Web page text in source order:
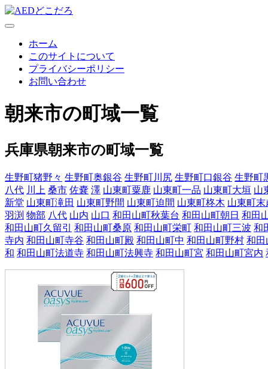
ホーム
このサイトについて
プライバシーポリシー
お問い合わせ
朝来市の町域一覧
兵庫県朝来市の町域一覧
生野町猪野々 生野町奥銀谷 生野町川尻 生野町口銀谷 生野町
八代 川上 桑市 佐嚢 澤 山東町粟鹿 山東町一品 山東町大垣 山
新堂 山東町滝田 山東町野間 山東町迫間 山東町柊木 山東町末
羽渕 物部 八代 山内 山口 和田山町秋葉台 和田山町朝日 和田
和田山町久留引
和田山町桑原 和田山町栄町 和田山町三波 和
寺内 和田山町寺谷 和田山町殿 和田山町中 和田山町野村 和田
和 和田山町法道寺 和田山町法興寺 和田山町宮 和田山町宮内